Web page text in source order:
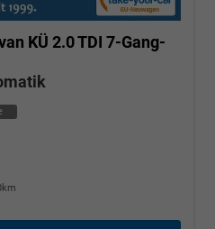
KÜ 2.0 TDI 7-Gang-